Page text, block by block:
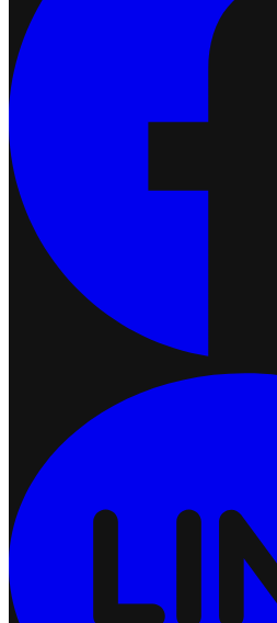
เชื่อมต่อ Ketshopweb MCP กับ
2026-07-13 17:34:51